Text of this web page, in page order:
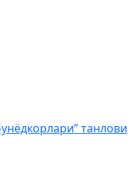
танлови